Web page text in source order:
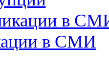
в
в СМИ